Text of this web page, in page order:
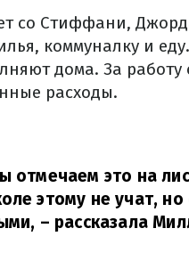
со Стиффани,
коммуналку и
дома. За
расходы.
отмечаем это на
этому не учат,
– рассказала